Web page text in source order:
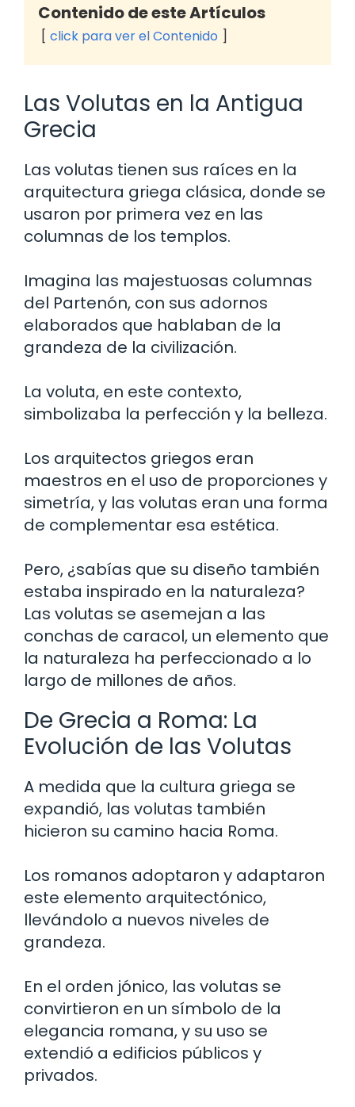
Contenido de este Artículos
click para ver el Contenido
Las Volutas en la Antigua
Grecia
Las volutas tienen sus raíces en la
arquitectura griega clásica, donde se
usaron por primera vez en las
columnas de los templos.
Imagina las majestuosas columnas
del Partenón, con sus adornos
elaborados que hablaban de la
grandeza de la civilización.
La voluta, en este contexto,
simbolizaba la perfección y la belleza.
Los arquitectos griegos eran
maestros en el uso de proporciones y
simetría, y las volutas eran una forma
de complementar esa estética.
Pero, ¿sabías que su diseño también
estaba inspirado en la naturaleza?
Las volutas se asemejan a las
conchas de caracol, un elemento que
la naturaleza ha perfeccionado a lo
largo de millones de años.
De Grecia a Roma: La
Evolución de las Volutas
A medida que la cultura griega se
expandió, las volutas también
hicieron su camino hacia Roma.
Los romanos adoptaron y adaptaron
este elemento arquitectónico,
llevándolo a nuevos niveles de
grandeza.
En el orden jónico, las volutas se
convirtieron en un símbolo de la
elegancia romana, y su uso se
extendió a edificios públicos y
privados.